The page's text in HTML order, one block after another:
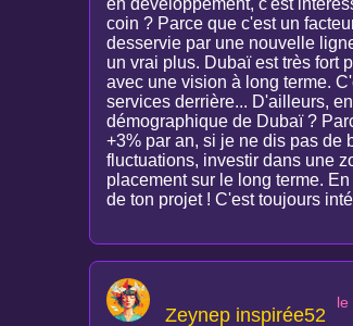
coin ? Parce que c'est un
desservie par une nouvelle
un vrai plus. Dubaï est très fort
avec une vision à long terme.
services derrière... D'ailleurs,
démographique de Dubaï ?
+3% par an, si je ne dis pas de
fluctuations, investir dans une
placement sur le long terme.
de ton projet ! C'est toujours
Zeynep inspirée52
le